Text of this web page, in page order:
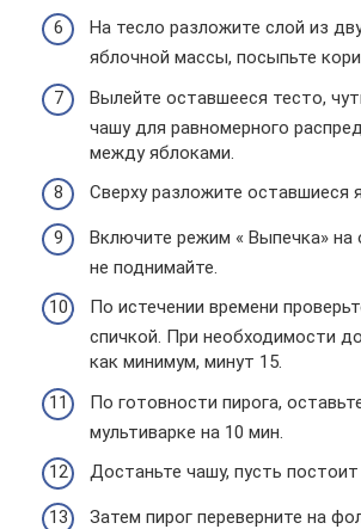
На тесло разложите слой из
яблочной массы, посыпьте
Вылейте оставшееся тесто,
чашу для равномерного
между яблоками.
Сверху разложите оставшиеся
Включите режим « Выпечка» на
не поднимайте.
По истечении времени
спичкой. При необходимости
как минимум, минут 15.
По готовности пирога,
мультиварке на 10 мин.
Достаньте чашу, пусть
Затем пирог переверните на